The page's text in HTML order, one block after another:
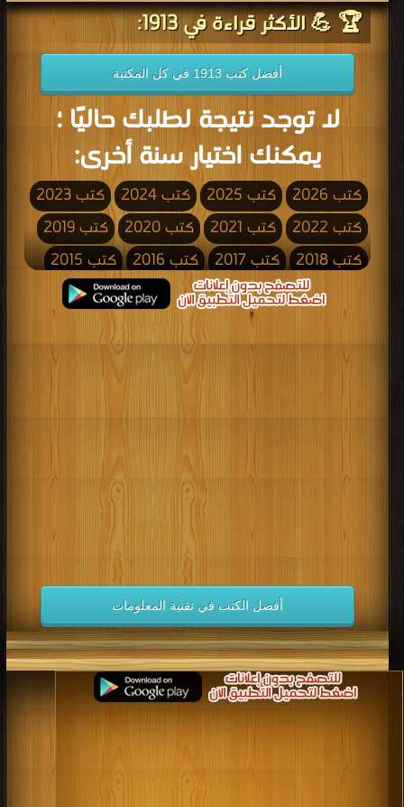
🏆 💪 الأكثر قراءة في 1913:
أفضل كتب 1913 في كل المكتبة
لا توجد نتيجة لطلبك حاليًا ؛
يمكنك اختيار سنة أخرى:
كتب 2026 كتب 2025 كتب 2024
كتب 2023
كتب 2022
كتب 2021 كتب 2020
كتب 2019
كتب 2018
كتب 2017 كتب 2016
كتب 2015
كتب 2013 كتب 2012
كتب 2011
كتب 2009 كتب 2008
كتب 2006
كتب 2005 كتب 2004
كتب 2003
كتب 2000
كتب 1992
كتب 1991
كتب 1990
كتب 1989 كتب 1988
كتب 1987
كتب 1984
كتب 1983
كتب 1980
كتب 1979
كتب 1978
كتب 1977 كتب 1976
كتب 1975
كتب 1974
كتب 1973 كتب 1972
كتب 1971
كتب 1970
كتب 1969 كتب 1968
كتب 1967
كتب 1966
كتب 1965 كتب 1964
كتب 1963
كتب 1962
كتب 1961 كتب 1960
كتب 1959
كتب 1957
كتب 1952
كتب 1951
أفضل الكتب في تقنية المعلومات